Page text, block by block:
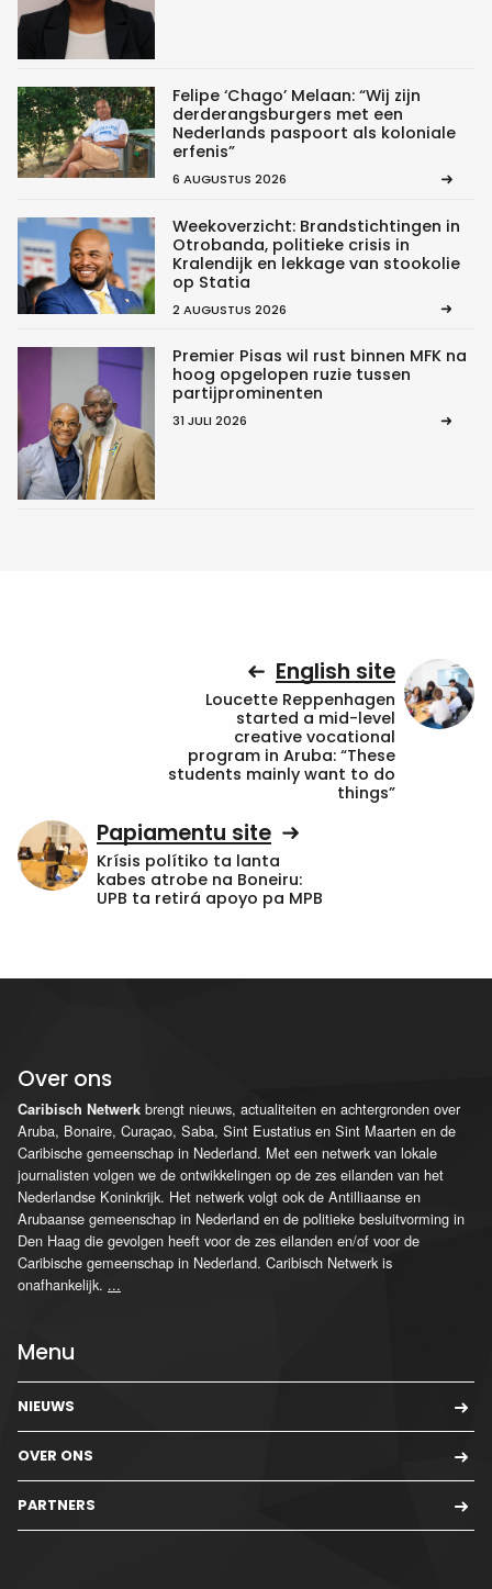
Felipe ‘Chago’ Melaan: “Wij zijn
derderangsburgers met een
Nederlands paspoort als koloniale
erfenis”
6 AUGUSTUS 2026
Weekoverzicht: Brandstichtingen in
Otrobanda, politieke crisis in
Kralendijk en lekkage van stookolie
op Statia
2 AUGUSTUS 2026
Premier Pisas wil rust binnen MFK na
hoog opgelopen ruzie tussen
partijprominenten
31 JULI 2026
English site
Loucette Reppenhagen
started a mid-level
creative vocational
program in Aruba: “These
students mainly want to do
things”
Papiamentu site
Krísis polítiko ta lanta
kabes atrobe na Boneiru:
UPB ta retirá apoyo pa MPB
Over ons
Caribisch Netwerk brengt nieuws, actualiteiten en achtergronden over
Aruba, Bonaire, Curaçao, Saba, Sint Eustatius en Sint Maarten en de
Caribische gemeenschap in Nederland. Met een netwerk van lokale
journalisten volgen we de ontwikkelingen op de zes eilanden van het
Nederlandse Koninkrijk. Het netwerk volgt ook de Antilliaanse en
Arubaanse gemeenschap in Nederland en de politieke besluitvorming in
Den Haag die gevolgen heeft voor de zes eilanden en/of voor de
Caribische gemeenschap in Nederland. Caribisch Netwerk is
onafhankelijk. ...
Menu
NIEUWS
OVER ONS
PARTNERS